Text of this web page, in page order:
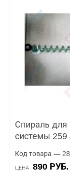
Спираль для
системы
Код товара —
ЦЕНА 890 РУБ.